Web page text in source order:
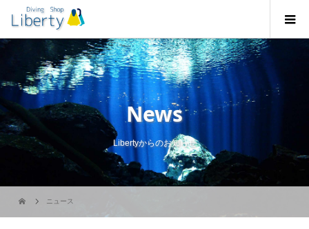
News
Libertyからのお知らせ
ニュース